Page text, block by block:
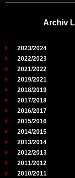
Archiv
2023/2024
2022/2023
2021/2022
2019/2021
2018/2019
2017/2018
2016/2017
2015/2016
2014/2015
2013/2014
2012/2013
2011/2012
2010/2011